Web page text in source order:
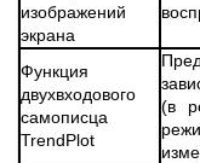
изображений
экрана
Функция
двухвходового
самописца
TrendPlot
(в